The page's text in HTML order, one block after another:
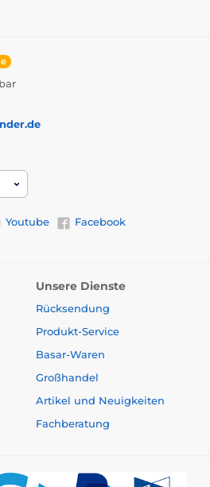
Bild dient nur zur
können ohne vorherige
Bellen
Tauchbar
Youtube
Facebook
Unsere Dienste
Rücksendung
Produkt-Service
Basar-Waren
Großhandel
Artikel und Neuigkeiten
Fachberatung